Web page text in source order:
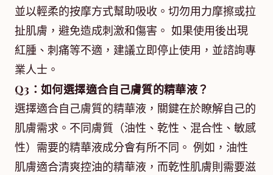
並以輕柔的按摩方式幫助吸收。切勿用力摩擦或拉
扯肌膚，避免造成刺激和傷害。 如果使用後出現
紅腫、刺痛等不適，建議立即停止使用，並諮詢專
業人士。
Q3：如何選擇適合自己膚質的精華液？
選擇適合自己膚質的精華液，關鍵在於瞭解自己的
肌膚需求。不同膚質（油性、乾性、混合性、敏感
性）需要的精華液成分會有所不同。 例如，油性
肌膚適合清爽控油的精華液，而乾性肌膚則需要滋